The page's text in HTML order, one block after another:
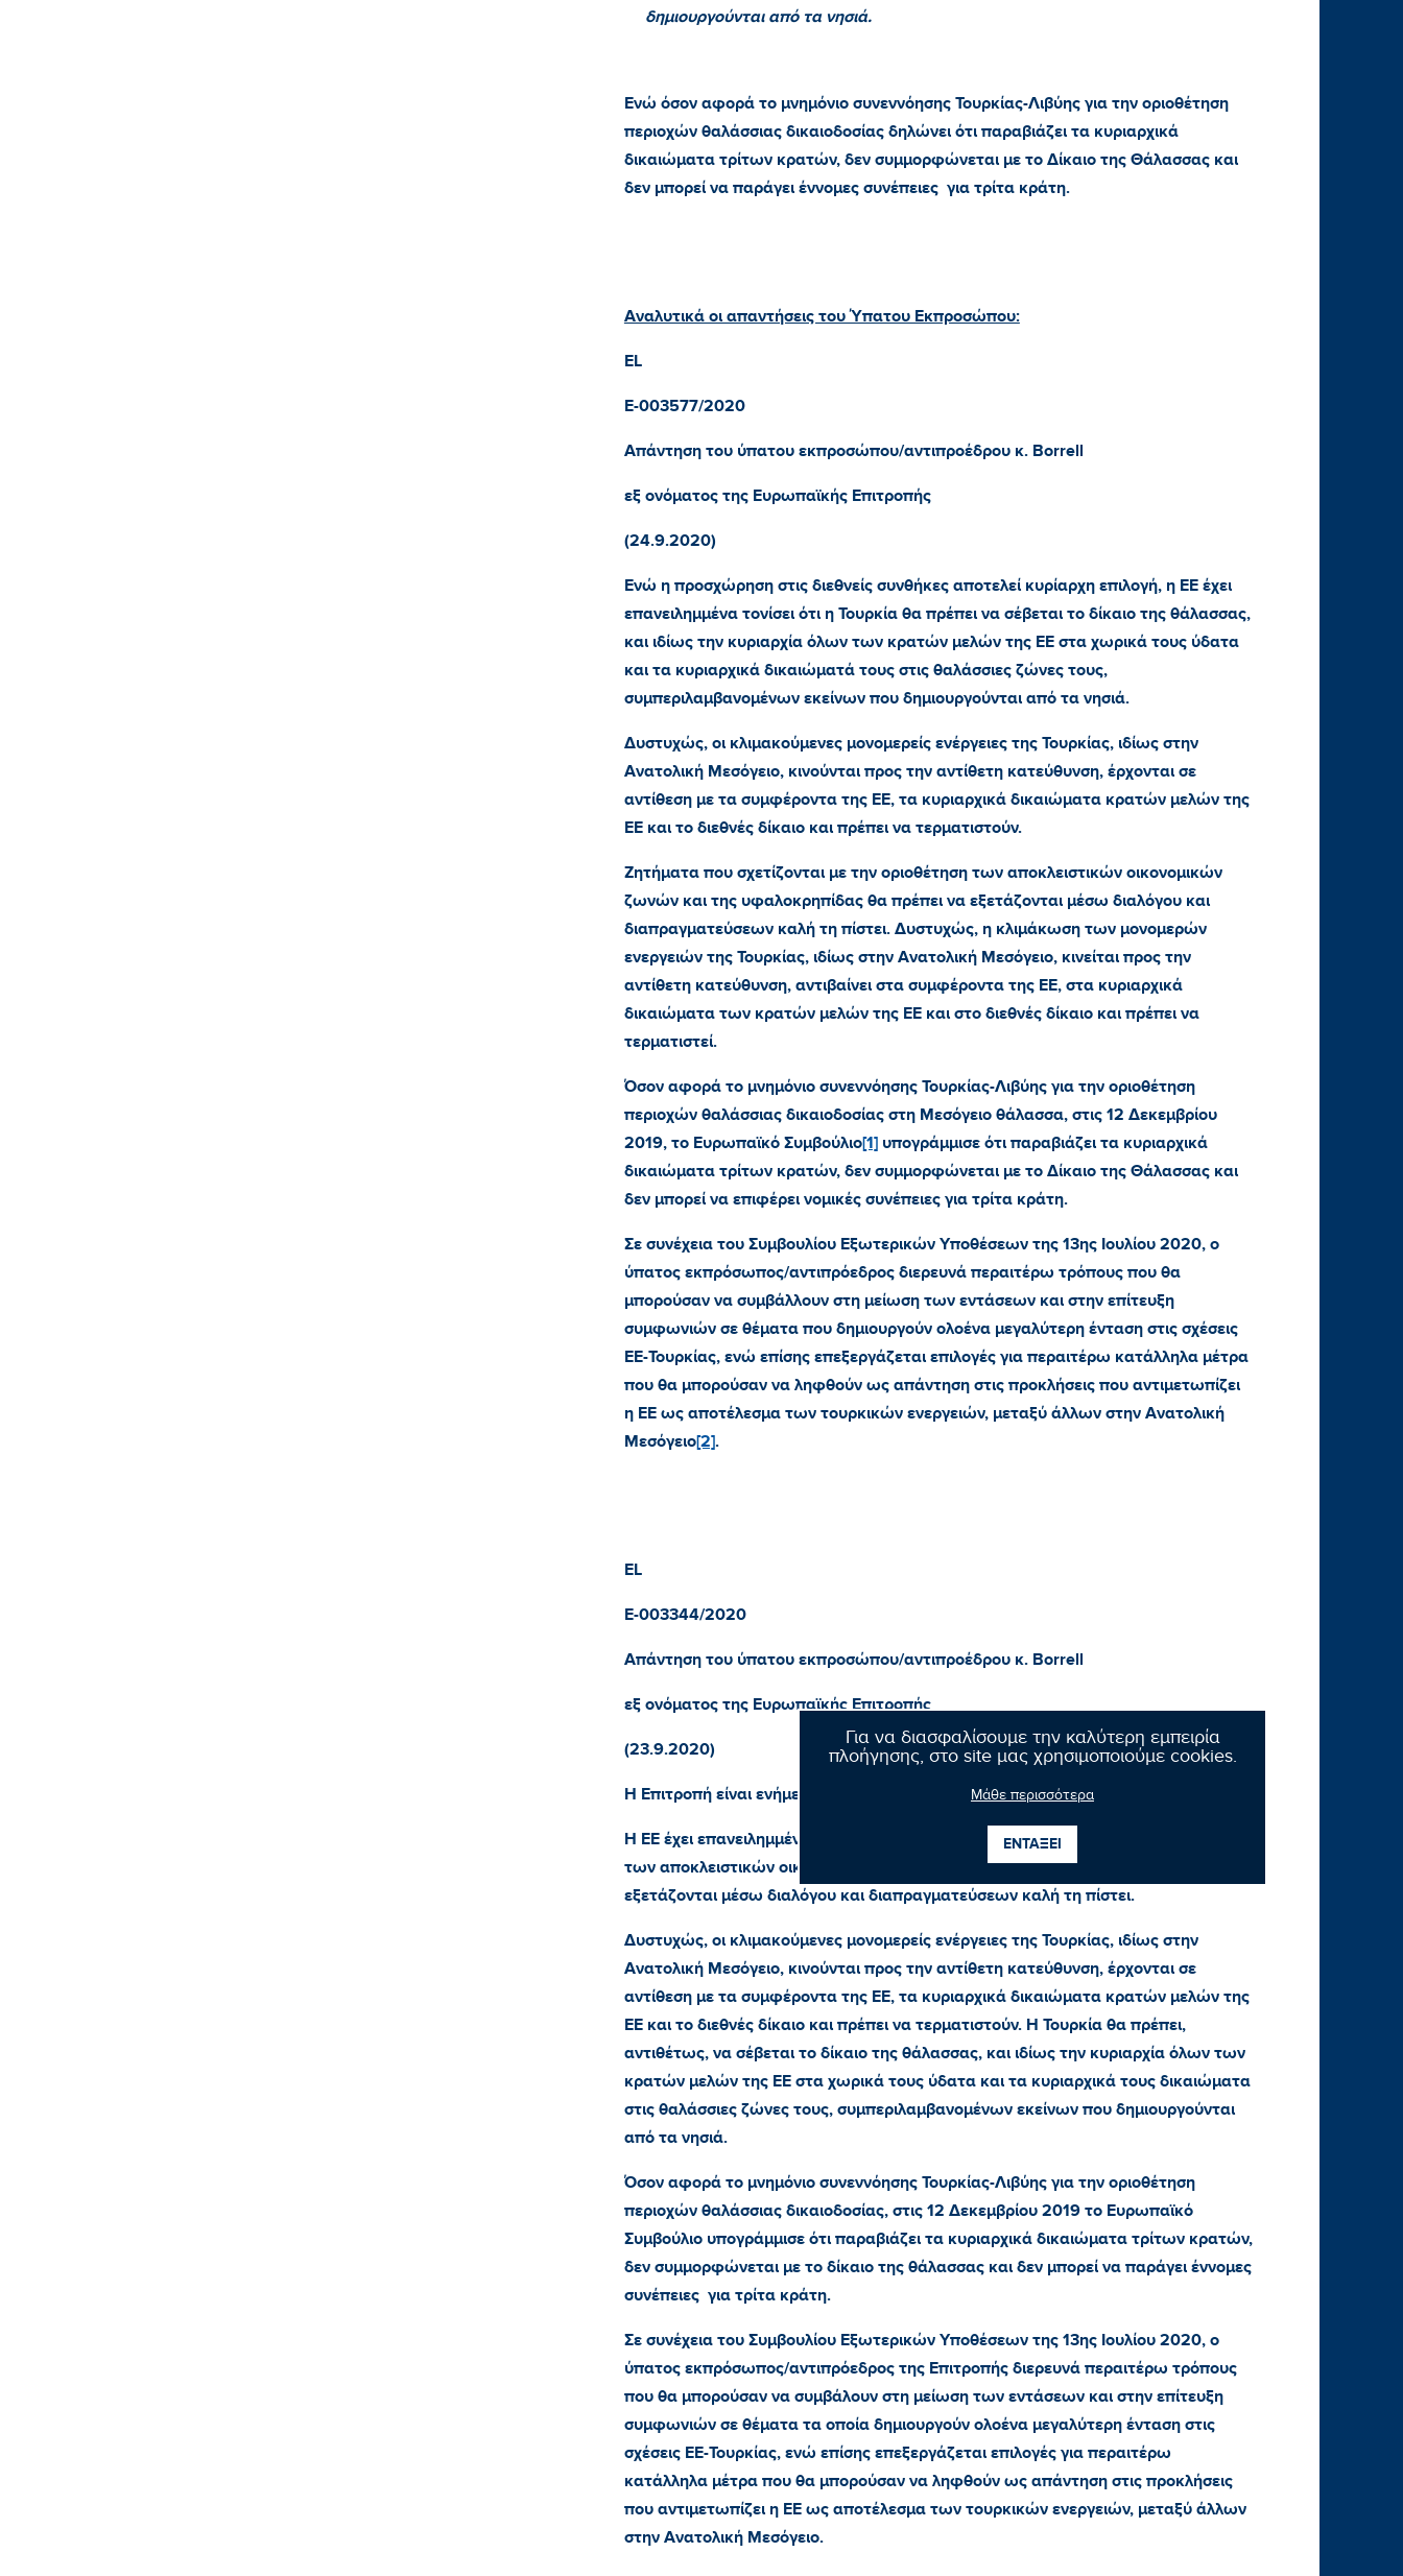
Για να διασφαλίσουμε την καλύτερη εμπειρία
πλοήγησης, στο site μας χρησιμοποιούμε cookies.
Μάθε περισσότερα
ΕΝΤΑΞΕΙ
δημιουργούνται από τα νησιά.
Ενώ όσον αφορά το μνημόνιο συνεννόησης Τουρκίας-Λιβύης για την οριοθέτηση
περιοχών θαλάσσιας δικαιοδοσίας δηλώνει ότι παραβιάζει τα κυριαρχικά
δικαιώματα τρίτων κρατών, δεν συμμορφώνεται με το Δίκαιο της Θάλασσας και
δεν μπορεί να παράγει έννομες συνέπειες για τρίτα κράτη.
Αναλυτικά οι απαντήσεις του Ύπατου Εκπροσώπου:
EL
E-003577/2020
Απάντηση του ύπατου εκπροσώπου/αντιπροέδρου κ. Borrell
εξ ονόματος της Ευρωπαϊκής Επιτροπής
(24.9.2020)
Ενώ η προσχώρηση στις διεθνείς συνθήκες αποτελεί κυρίαρχη επιλογή, η ΕΕ έχει
επανειλημμένα τονίσει ότι η Τουρκία θα πρέπει να σέβεται το δίκαιο της θάλασσας,
και ιδίως την κυριαρχία όλων των κρατών μελών της ΕΕ στα χωρικά τους ύδατα
και τα κυριαρχικά δικαιώματά τους στις θαλάσσιες ζώνες τους,
συμπεριλαμβανομένων εκείνων που δημιουργούνται από τα νησιά.
Δυστυχώς, οι κλιμακούμενες μονομερείς ενέργειες της Τουρκίας, ιδίως στην
Ανατολική Μεσόγειο, κινούνται προς την αντίθετη κατεύθυνση, έρχονται σε
αντίθεση με τα συμφέροντα της ΕΕ, τα κυριαρχικά δικαιώματα κρατών μελών της
ΕΕ και το διεθνές δίκαιο και πρέπει να τερματιστούν.
Ζητήματα που σχετίζονται με την οριοθέτηση των αποκλειστικών οικονομικών
ζωνών και της υφαλοκρηπίδας θα πρέπει να εξετάζονται μέσω διαλόγου και
διαπραγματεύσεων καλή τη πίστει. Δυστυχώς, η κλιμάκωση των μονομερών
ενεργειών της Τουρκίας, ιδίως στην Ανατολική Μεσόγειο, κινείται προς την
αντίθετη κατεύθυνση, αντιβαίνει στα συμφέροντα της ΕΕ, στα κυριαρχικά
δικαιώματα των κρατών μελών της ΕΕ και στο διεθνές δίκαιο και πρέπει να
τερματιστεί.
Όσον αφορά το μνημόνιο συνεννόησης Τουρκίας-Λιβύης για την οριοθέτηση
περιοχών θαλάσσιας δικαιοδοσίας στη Μεσόγειο θάλασσα, στις 12 Δεκεμβρίου
2019, το Ευρωπαϊκό Συμβούλιο[1]υπογράμμισε ότι παραβιάζει τα κυριαρχικά
δικαιώματα τρίτων κρατών, δεν συμμορφώνεται με το Δίκαιο της Θάλασσας και
δεν μπορεί να επιφέρει νομικές συνέπειες για τρίτα κράτη.
Σε συνέχεια του Συμβουλίου Εξωτερικών Υποθέσεων της 13ης Ιουλίου 2020, ο
ύπατος εκπρόσωπος/αντιπρόεδρος διερευνά περαιτέρω τρόπους που θα
μπορούσαν να συμβάλλουν στη μείωση των εντάσεων και στην επίτευξη
συμφωνιών σε θέματα που δημιουργούν ολοένα μεγαλύτερη ένταση στις σχέσεις
ΕΕ-Τουρκίας, ενώ επίσης επεξεργάζεται επιλογές για περαιτέρω κατάλληλα μέτρα
που θα μπορούσαν να ληφθούν ως απάντηση στις προκλήσεις που αντιμετωπίζει
η ΕΕ ως αποτέλεσμα των τουρκικών ενεργειών, μεταξύ άλλων στην Ανατολική
Μεσόγειο[2].
EL
E-003344/2020
Απάντηση του ύπατου εκπροσώπου/αντιπροέδρου κ. Borrell
εξ ονόματος της Ευρωπαϊκής Επιτροπής
(23.9.2020)
Η Επιτροπή είναι ενήμερη για τις ενέργειες στις οποίες αναφέρεται ο κ. βουλευτής.
Η ΕΕ έχει επανειλημμένα τονίσει ότι ζητήματα που σχετίζονται με την οριοθέτηση
των αποκλειστικών οικονομικών ζωνών και της υφαλοκρηπίδας θα πρέπει να
εξετάζονται μέσω διαλόγου και διαπραγματεύσεων καλή τη πίστει.
Δυστυχώς, οι κλιμακούμενες μονομερείς ενέργειες της Τουρκίας, ιδίως στην
Ανατολική Μεσόγειο, κινούνται προς την αντίθετη κατεύθυνση, έρχονται σε
αντίθεση με τα συμφέροντα της ΕΕ, τα κυριαρχικά δικαιώματα κρατών μελών της
ΕΕ και το διεθνές δίκαιο και πρέπει να τερματιστούν. Η Τουρκία θα πρέπει,
αντιθέτως, να σέβεται το δίκαιο της θάλασσας, και ιδίως την κυριαρχία όλων των
κρατών μελών της ΕΕ στα χωρικά τους ύδατα και τα κυριαρχικά τους δικαιώματα
στις θαλάσσιες ζώνες τους, συμπεριλαμβανομένων εκείνων που δημιουργούνται
από τα νησιά.
Όσον αφορά το μνημόνιο συνεννόησης Τουρκίας-Λιβύης για την οριοθέτηση
περιοχών θαλάσσιας δικαιοδοσίας, στις 12 Δεκεμβρίου 2019 το Ευρωπαϊκό
Συμβούλιο υπογράμμισε ότι παραβιάζει τα κυριαρχικά δικαιώματα τρίτων κρατών,
δεν συμμορφώνεται με το δίκαιο της θάλασσας και δεν μπορεί να παράγει έννομες
συνέπειες για τρίτα κράτη.
Σε συνέχεια του Συμβουλίου Εξωτερικών Υποθέσεων της 13ης Ιουλίου 2020, ο
ύπατος εκπρόσωπος/αντιπρόεδρος της Επιτροπής διερευνά περαιτέρω τρόπους
που θα μπορούσαν να συμβάλουν στη μείωση των εντάσεων και στην επίτευξη
συμφωνιών σε θέματα τα οποία δημιουργούν ολοένα μεγαλύτερη ένταση στις
σχέσεις ΕΕ-Τουρκίας, ενώ επίσης επεξεργάζεται επιλογές για περαιτέρω
κατάλληλα μέτρα που θα μπορούσαν να ληφθούν ως απάντηση στις προκλήσεις
που αντιμετωπίζει η ΕΕ ως αποτέλεσμα των τουρκικών ενεργειών, μεταξύ άλλων
στην Ανατολική Μεσόγειο.